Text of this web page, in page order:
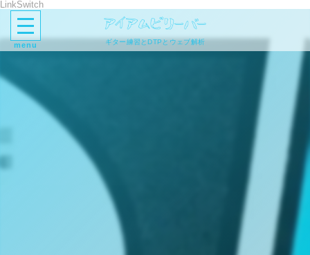
LinkSwitch
menu ギター練習とDTPとウェブ解析